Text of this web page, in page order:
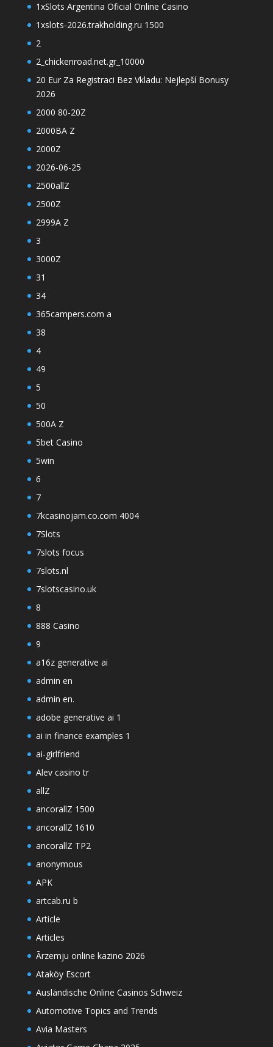
1xSlots Argentina Oficial Online Casino
1xslots-2026.trakholding.ru 1500
2
2_chickenroad.net.gr_10000
20 Eur Za Registraci Bez Vkladu: Nejlepší Bonusy
2026
2000 80-20Z
2000BA Z
2000Z
2026-06-25
2500allZ
2500Z
2999A Z
3
3000Z
31
34
365campers.com a
38
4
49
5
50
500A Z
5bet Casino
5win
6
7
7kcasinojam.co.com 4004
7Slots
7slots focus
7slots.nl
7slotscasino.uk
8
888 Casino
9
a16z generative ai
admin en
admin en.
adobe generative ai 1
ai in finance examples 1
ai-girlfriend
Alev casino tr
allZ
ancorallZ 1500
ancorallZ 1610
ancorallZ TP2
anonymous
APK
artcab.ru b
Article
Articles
Ārzemju online kazino 2026
Ataköy Escort
Ausländische Online Casinos Schweiz
Automotive Topics and Trends
Avia Masters